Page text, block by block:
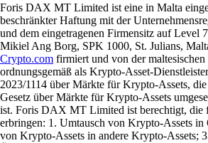
Foris DAX MT Limited ist eine in Malta
beschränkter Haftung mit der
und dem eingetragenen Firmensitz auf Level
Mikiel Ang Borg, SPK 1000, St. Julians,
Crypto.com firmiert und von der
ordnungsgemäß als Krypto-Asset-
2023/1114 über Märkte für Krypto-Assets,
Gesetz über Märkte für Krypto-Assets
ist. Foris DAX MT Limited ist berechtigt, die
erbringen: 1. Umtausch von Krypto-Assets in
von Krypto-Assets in andere Krypto-Assets;